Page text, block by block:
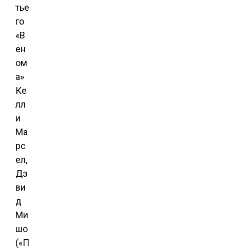
тье
го
«В
ен
ом
а»
Ке
лл
и
Ма
рс
ел,
Дэ
ви
д
Ми
шо
(«П